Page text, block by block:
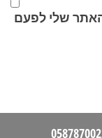
שלי לפעם